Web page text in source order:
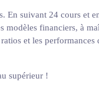
En suivant 24 cours et
modèles financiers, à
et les performances
supérieur !